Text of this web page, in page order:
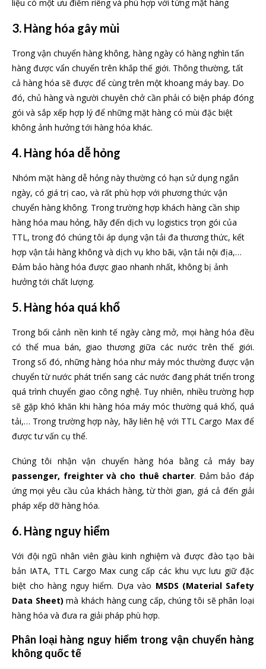
liệu có một ưu điểm riêng và phù hợp với từng mặt hàng
3. Hàng hóa gây mùi
Trong vận chuyển hàng không, hàng ngày có hàng nghìn tấn
hàng được vẩn chuyển trên khắp thế giới. Thông thường, tất
cả hàng hóa sẽ được để cùng trên một khoang máy bay. Do
đó, chủ hàng và người chuyên chở cần phải có biện pháp đóng
gói và sắp xếp hợp lý để những mặt hàng có mùi đặc biệt
không ảnh hưởng tới hàng hóa khác.
4. Hàng hóa dễ hỏng
Nhóm mặt hàng dễ hỏng này thường có hạn sử dụng ngắn
ngày, có giá trị cao, và rất phù hợp với phương thức vận
chuyển hàng không. Trong trường hợp khách hàng cần ship
hàng hóa mau hỏng, hãy đến dịch vụ logistics trọn gói của
TTL, trong đó chúng tôi áp dụng vận tải đa thương thức, kết
hợp vận tải hàng không và dịch vụ kho bãi, vận tải nội địa,…
Đảm bảo hàng hóa được giao nhanh nhất, không bị ảnh
hưởng tới chất lượng.
5. Hàng hóa quá khổ
Trong bối cảnh nền kinh tế ngày càng mở, mọi hàng hóa đều
có thể mua bán, giao thương giữa các nước trên thế giới.
Trong số đó, những hàng hóa như máy móc thường được vận
chuyển từ nước phát triển sang các nước đang phát triển trong
quá trình chuyển giao công nghệ. Tuy nhiên, nhiều trường hợp
sẽ gặp khó khăn khi hàng hóa máy móc thường quá khổ, quá
tải,… Trong trường hợp này, hãy liên hệ với TTL Cargo Max để
được tư vấn cụ thể.
Chúng tôi nhận vận chuyển hàng hóa bằng cả máy bay
passenger, freighter và cho thuê charter. Đảm bảo đáp
ứng mọi yêu cầu của khách hàng, từ thời gian, giá cả đến giải
pháp xếp dỡ hàng hóa.
6. Hàng nguy hiểm
Với đội ngũ nhân viên giàu kinh nghiệm và được đào tạo bài
bản IATA, TTL Cargo Max cung cấp các khu vực lưu giữ đặc
biệt cho hàng nguy hiểm. Dựa vào MSDS (Material Safety
Data Sheet) mà khách hàng cung cấp, chúng tôi sẽ phân loại
hàng hóa và đưa ra giải pháp phù hợp.
Phân loại hàng nguy hiểm trong vận chuyển hàng
không quốc tế